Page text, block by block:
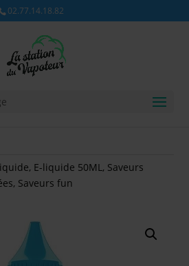
02.77.14.18.82
, E-liquide 50ML, Saveurs
, Saveurs fun